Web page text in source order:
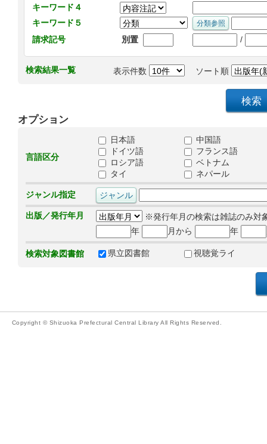
キーワード４
キーワード５
請求記号
別置 /
検索結果一覧 表示件数 ソート順
オプション
言語区分
日本語
中国語
ドイツ語
フランス語
ロシア語
ベトナム
タイ
ネパール
ジャンル指定
出版／発行年月
※発行年月の検索は雑誌のみ対
年
月から 年
検索対象図書館 県立図書館 視聴覚ライ
Copyright © Shizuoka Prefectural Central Library All Rights Reserved.